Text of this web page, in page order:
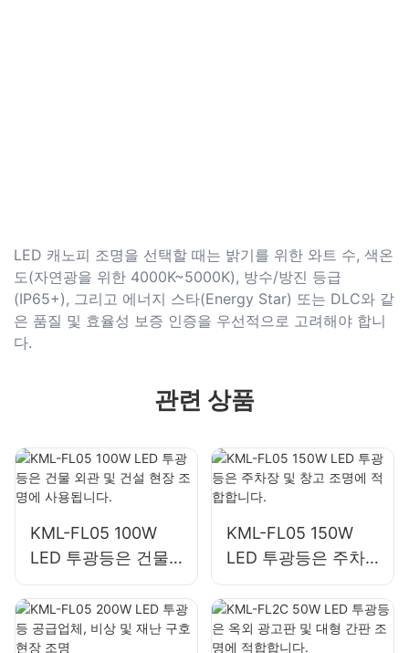
LED 캐노피 조명을 선택할 때는 밝기를 위한 와트 수, 색온
도(자연광을 위한 4000K~5000K), 방수/방진 등급
(IP65+), 그리고 에너지 스타(Energy Star) 또는 DLC와 같
은 품질 및 효율성 보증 인증을 우선적으로 고려해야 합니
다.
관련 상품
KML-FL05 100W
LED 투광등은 건물
외관 및 건설 현장 조
명에 사용됩니다.
KML-FL05 150W
LED 투광등은 주차
장 및 창고 조명에 적
합합니다.